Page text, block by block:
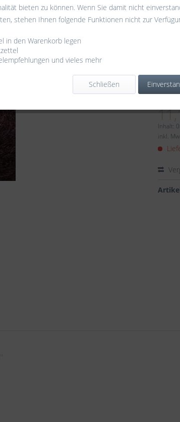
Inhalt:
inkl.
bieten zu können. Wenn Sie damit nicht
stehen Ihnen folgende Funktionen nicht zur
in den Warenkorb legen
und vieles mehr
Schließen